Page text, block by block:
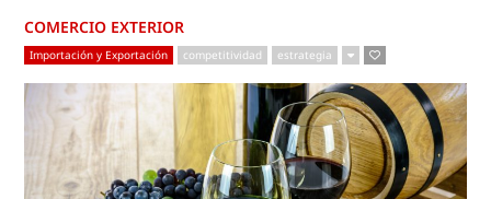
COMERCIO EXTERIOR
Importación y Exportación competitividad estrategia